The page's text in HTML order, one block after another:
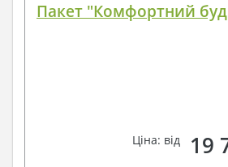
Пакет "Комфортний
Ціна: від 19